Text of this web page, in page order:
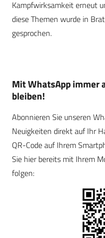
Kampfwirksamkeit erneut
diese Themen wurde in
gesprochen.
Mit WhatsApp immer
bleiben!
Abonnieren Sie unseren
Neuigkeiten direkt auf Ihr
QR-Code auf Ihrem
Sie hier bereits mit Ihrem
folgen: